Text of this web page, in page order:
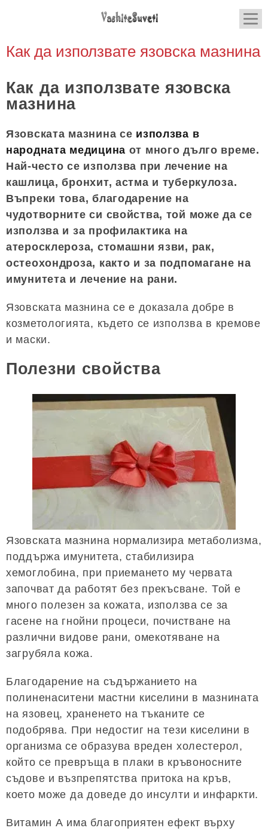
Как да използвате язовска мазнина
Как да използвате язовска
мазнина
Язовската мазнина се използва в
народната медицина от много дълго време.
Най-често се използва при лечение на
кашлица, бронхит, астма и туберкулоза.
Въпреки това, благодарение на
чудотворните си свойства, той може да се
използва и за профилактика на
атеросклероза, стомашни язви, рак,
остеохондроза, както и за подпомагане на
имунитета и лечение на рани.
Язовската мазнина се е доказала добре в
козметологията, където се използва в кремове
и маски.
Полезни свойства
Язовската мазнина нормализира метаболизма,
поддържа имунитета, стабилизира
хемоглобина, при приемането му червата
започват да работят без прекъсване. Той е
много полезен за кожата, използва се за
гасене на гнойни процеси, почистване на
различни видове рани, омекотяване на
загрубяла кожа.
Благодарение на съдържанието на
полиненаситени мастни киселини в мазнината
на язовец, храненето на тъканите се
подобрява. При недостиг на тези киселини в
организма се образува вреден холестерол,
който се превръща в плаки в кръвоносните
съдове и възпрепятства притока на кръв,
което може да доведе до инсулти и инфаркти.
Витамин А има благоприятен ефект върху